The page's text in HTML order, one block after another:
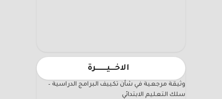
الاخـــيـــــــرة
وثيقة مرجعية في شأن تكييف البرامج الدراسية –
سلك التعليم الابتدائي